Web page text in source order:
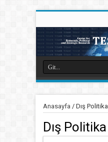
Anasayfa / Dış Politika
Dış Politika